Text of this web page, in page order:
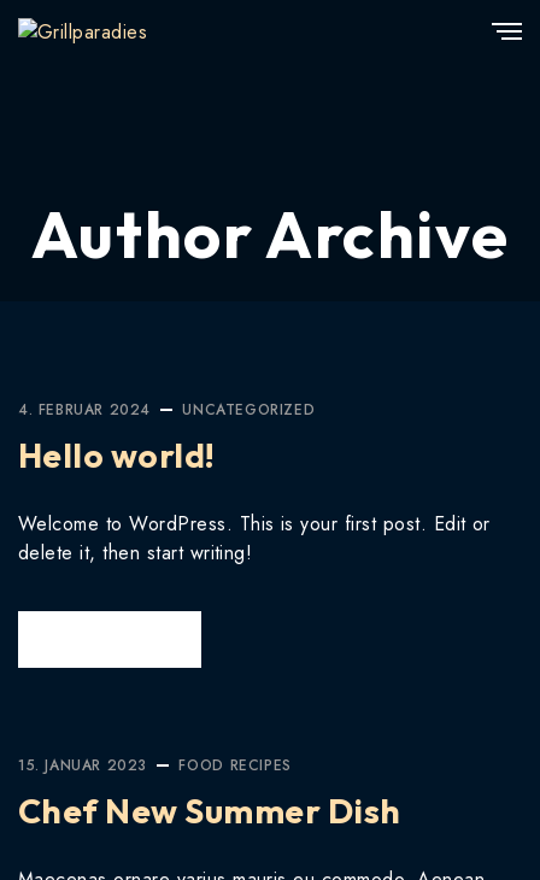
Author Archive
4. FEBRUAR 2024 UNCATEGORIZED
Hello world!
Welcome to WordPress. This is your first post. Edit or
delete it, then start writing!
15. JANUAR 2023 FOOD RECIPES
Chef New Summer Dish